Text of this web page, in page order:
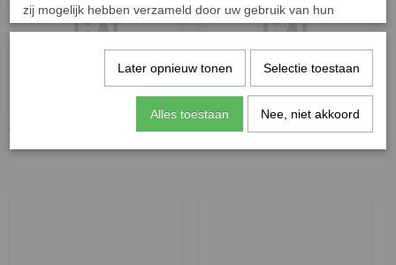
Wassen Reinigen
zij mogelijk hebben verzameld door uw gebruik van hun
diensten of die u hen hebt verstrekt.
Later opnieuw tonen Selectie toestaan
Alles toestaan Nee, niet akkoord